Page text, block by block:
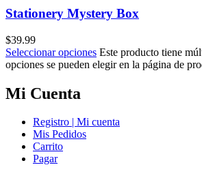
Stationery Mystery Box
$39.99
Seleccionar opciones Este producto tiene
opciones se pueden elegir en la página de
Mi Cuenta
Registro | Mi cuenta
Mis Pedidos
Carrito
Pagar